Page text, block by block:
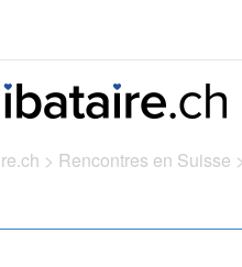
> Rencontres en Suisse >